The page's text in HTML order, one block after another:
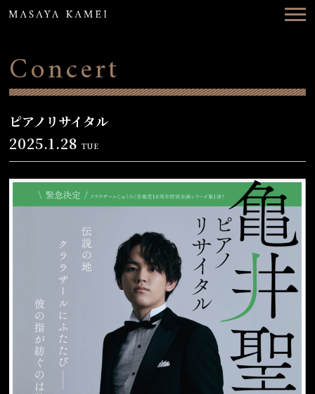
Concerts
Discography
日本語 ENG
Concert
ピアノリサイタル
2025.1.28 TUE